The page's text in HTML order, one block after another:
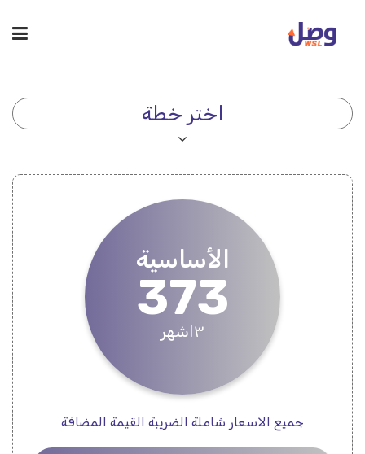
اختر خطة
الأساسية
373
٣اشهر
جميع الاسعار شاملة الضريبة القيمة المضافة